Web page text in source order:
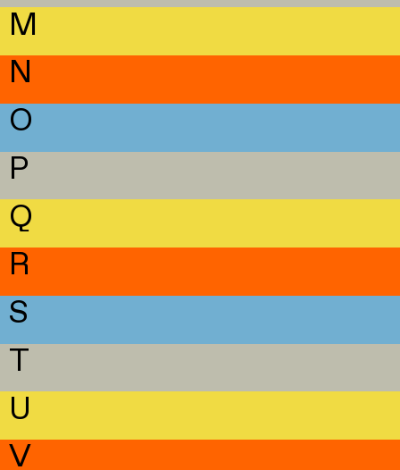
M
N
O
P
Q
R
S
T
U
V